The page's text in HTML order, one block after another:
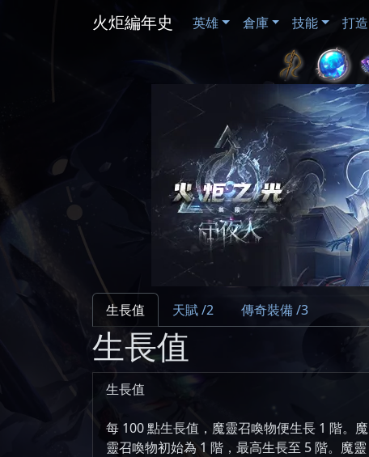
火炬編年史 英雄 倉庫 技能 打造
生長值 天賦 /2 傳奇裝備 /3
生長值
生長值
每 100 點生長值，魔靈召喚物便生長 1 階。魔
靈召喚物初始為 1 階，最高生長至 5 階。魔靈